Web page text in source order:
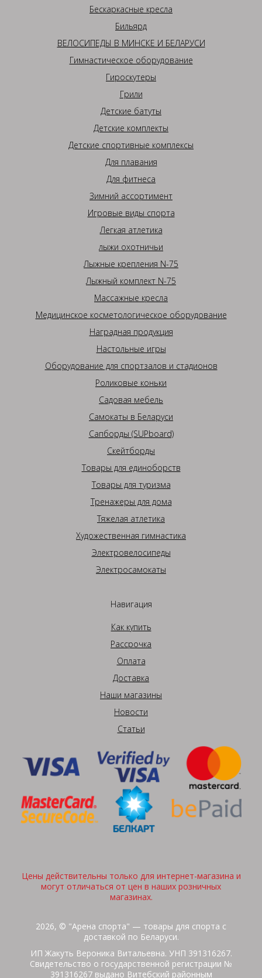
Бескаркасные кресла
Бильярд
ВЕЛОСИПЕДЫ В МИНСКЕ И БЕЛАРУСИ
Гимнастическое оборудование
Гироскутеры
Грили
Детские батуты
Детские комплекты
Детские спортивные комплексы
Для плавания
Для фитнеса
Зимний ассортимент
Игровые виды спорта
Легкая атлетика
лыжи охотничьи
Лыжные крепления N-75
Лыжный комплект N-75
Массажные кресла
Медицинское косметологическое оборудование
Наградная продукция
Настольные игры
Оборудование для спортзалов и стадионов
Роликовые коньки
Садовая мебель
Самокаты в Беларуси
Сапборды (SUPboard)
Скейтборды
Товары для единоборств
Товары для туризма
Тренажеры для дома
Тяжелая атлетика
Художественная гимнастика
Электровелосипеды
Электросамокаты
Навигация
Как купить
Рассрочка
Оплата
Доставка
Наши магазины
Новости
Статьи
Цены действительны только для интернет-магазина и
могут отличаться от цен в наших розничных
магазинах.
2026, © "Арена спорта" — товары для спорта с
доставкой по Беларуси.
ИП Жакуть Вероника Витальевна. УНП 391316267.
Свидетельство о государственной регистрации №
391316267 выдано Витебский районным